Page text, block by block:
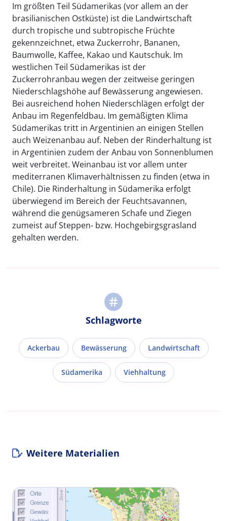
Im größten Teil Südamerikas (vor allem an der
brasilianischen Ostküste) ist die Landwirtschaft
durch tropische und subtropische Früchte
gekennzeichnet, etwa Zuckerrohr, Bananen,
Baumwolle, Kaffee, Kakao und Kautschuk. Im
westlichen Teil Südamerikas ist der
Zuckerrohranbau wegen der zeitweise geringen
Niederschlagshöhe auf Bewässerung angewiesen.
Bei ausreichend hohen Niederschlägen erfolgt der
Anbau im Regenfeldbau. Im gemäßigten Klima
Südamerikas tritt in Argentinien an einigen Stellen
auch Weizenanbau auf. Neben der Rinderhaltung ist
in Argentinien zudem der Anbau von Sonnenblumen
weit verbreitet. Weinanbau ist vor allem unter
mediterranen Klimaverhältnissen zu finden (etwa in
Chile). Die Rinderhaltung in Südamerika erfolgt
überwiegend im Bereich der Feuchtsavannen,
während die genügsameren Schafe und Ziegen
zumeist auf Steppen- bzw. Hochgebirgsgrasland
gehalten werden.
Schlagworte
Ackerbau Bewässerung Landwirtschaft
Südamerika Viehhaltung
Weitere Materialien